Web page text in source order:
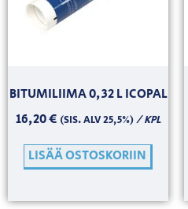
BITUMILIIMA 0,32 L ICOPAL
16,20€ (SIS. ALV 25,5%)/ KPL
LISÄÄ OSTOSKORIIN